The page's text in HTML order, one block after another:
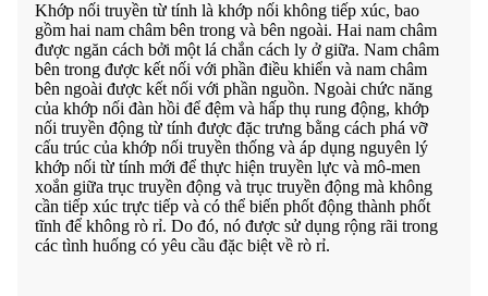
Khớp nối truyền từ tính là khớp nối không tiếp xúc, bao
gồm hai nam châm bên trong và bên ngoài. Hai nam châm
được ngăn cách bởi một lá chắn cách ly ở giữa. Nam châm
bên trong được kết nối với phần điều khiển và nam châm
bên ngoài được kết nối với phần nguồn. Ngoài chức năng
của khớp nối đàn hồi để đệm và hấp thụ rung động, khớp
nối truyền động từ tính được đặc trưng bằng cách phá vỡ
cấu trúc của khớp nối truyền thống và áp dụng nguyên lý
khớp nối từ tính mới để thực hiện truyền lực và mô-men
xoắn giữa trục truyền động và trục truyền động mà không
cần tiếp xúc trực tiếp và có thể biến phốt động thành phốt
tĩnh để không rò rỉ. Do đó, nó được sử dụng rộng rãi trong
các tình huống có yêu cầu đặc biệt về rò rỉ.